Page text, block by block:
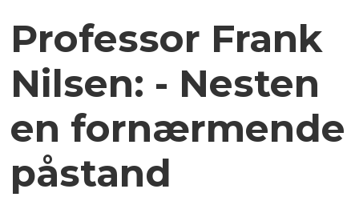
Professor Frank
Nilsen: - Nesten
en fornærmende
påstand